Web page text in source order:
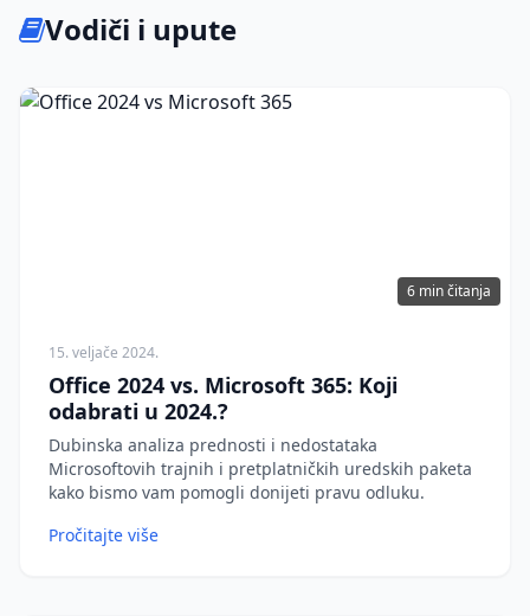
Vodiči i upute
6 min čitanja
15. veljače 2024.
Office 2024 vs. Microsoft 365: Koji
odabrati u 2024.?
Dubinska analiza prednosti i nedostataka
Microsoftovih trajnih i pretplatničkih uredskih paketa
kako bismo vam pomogli donijeti pravu odluku.
Pročitajte više